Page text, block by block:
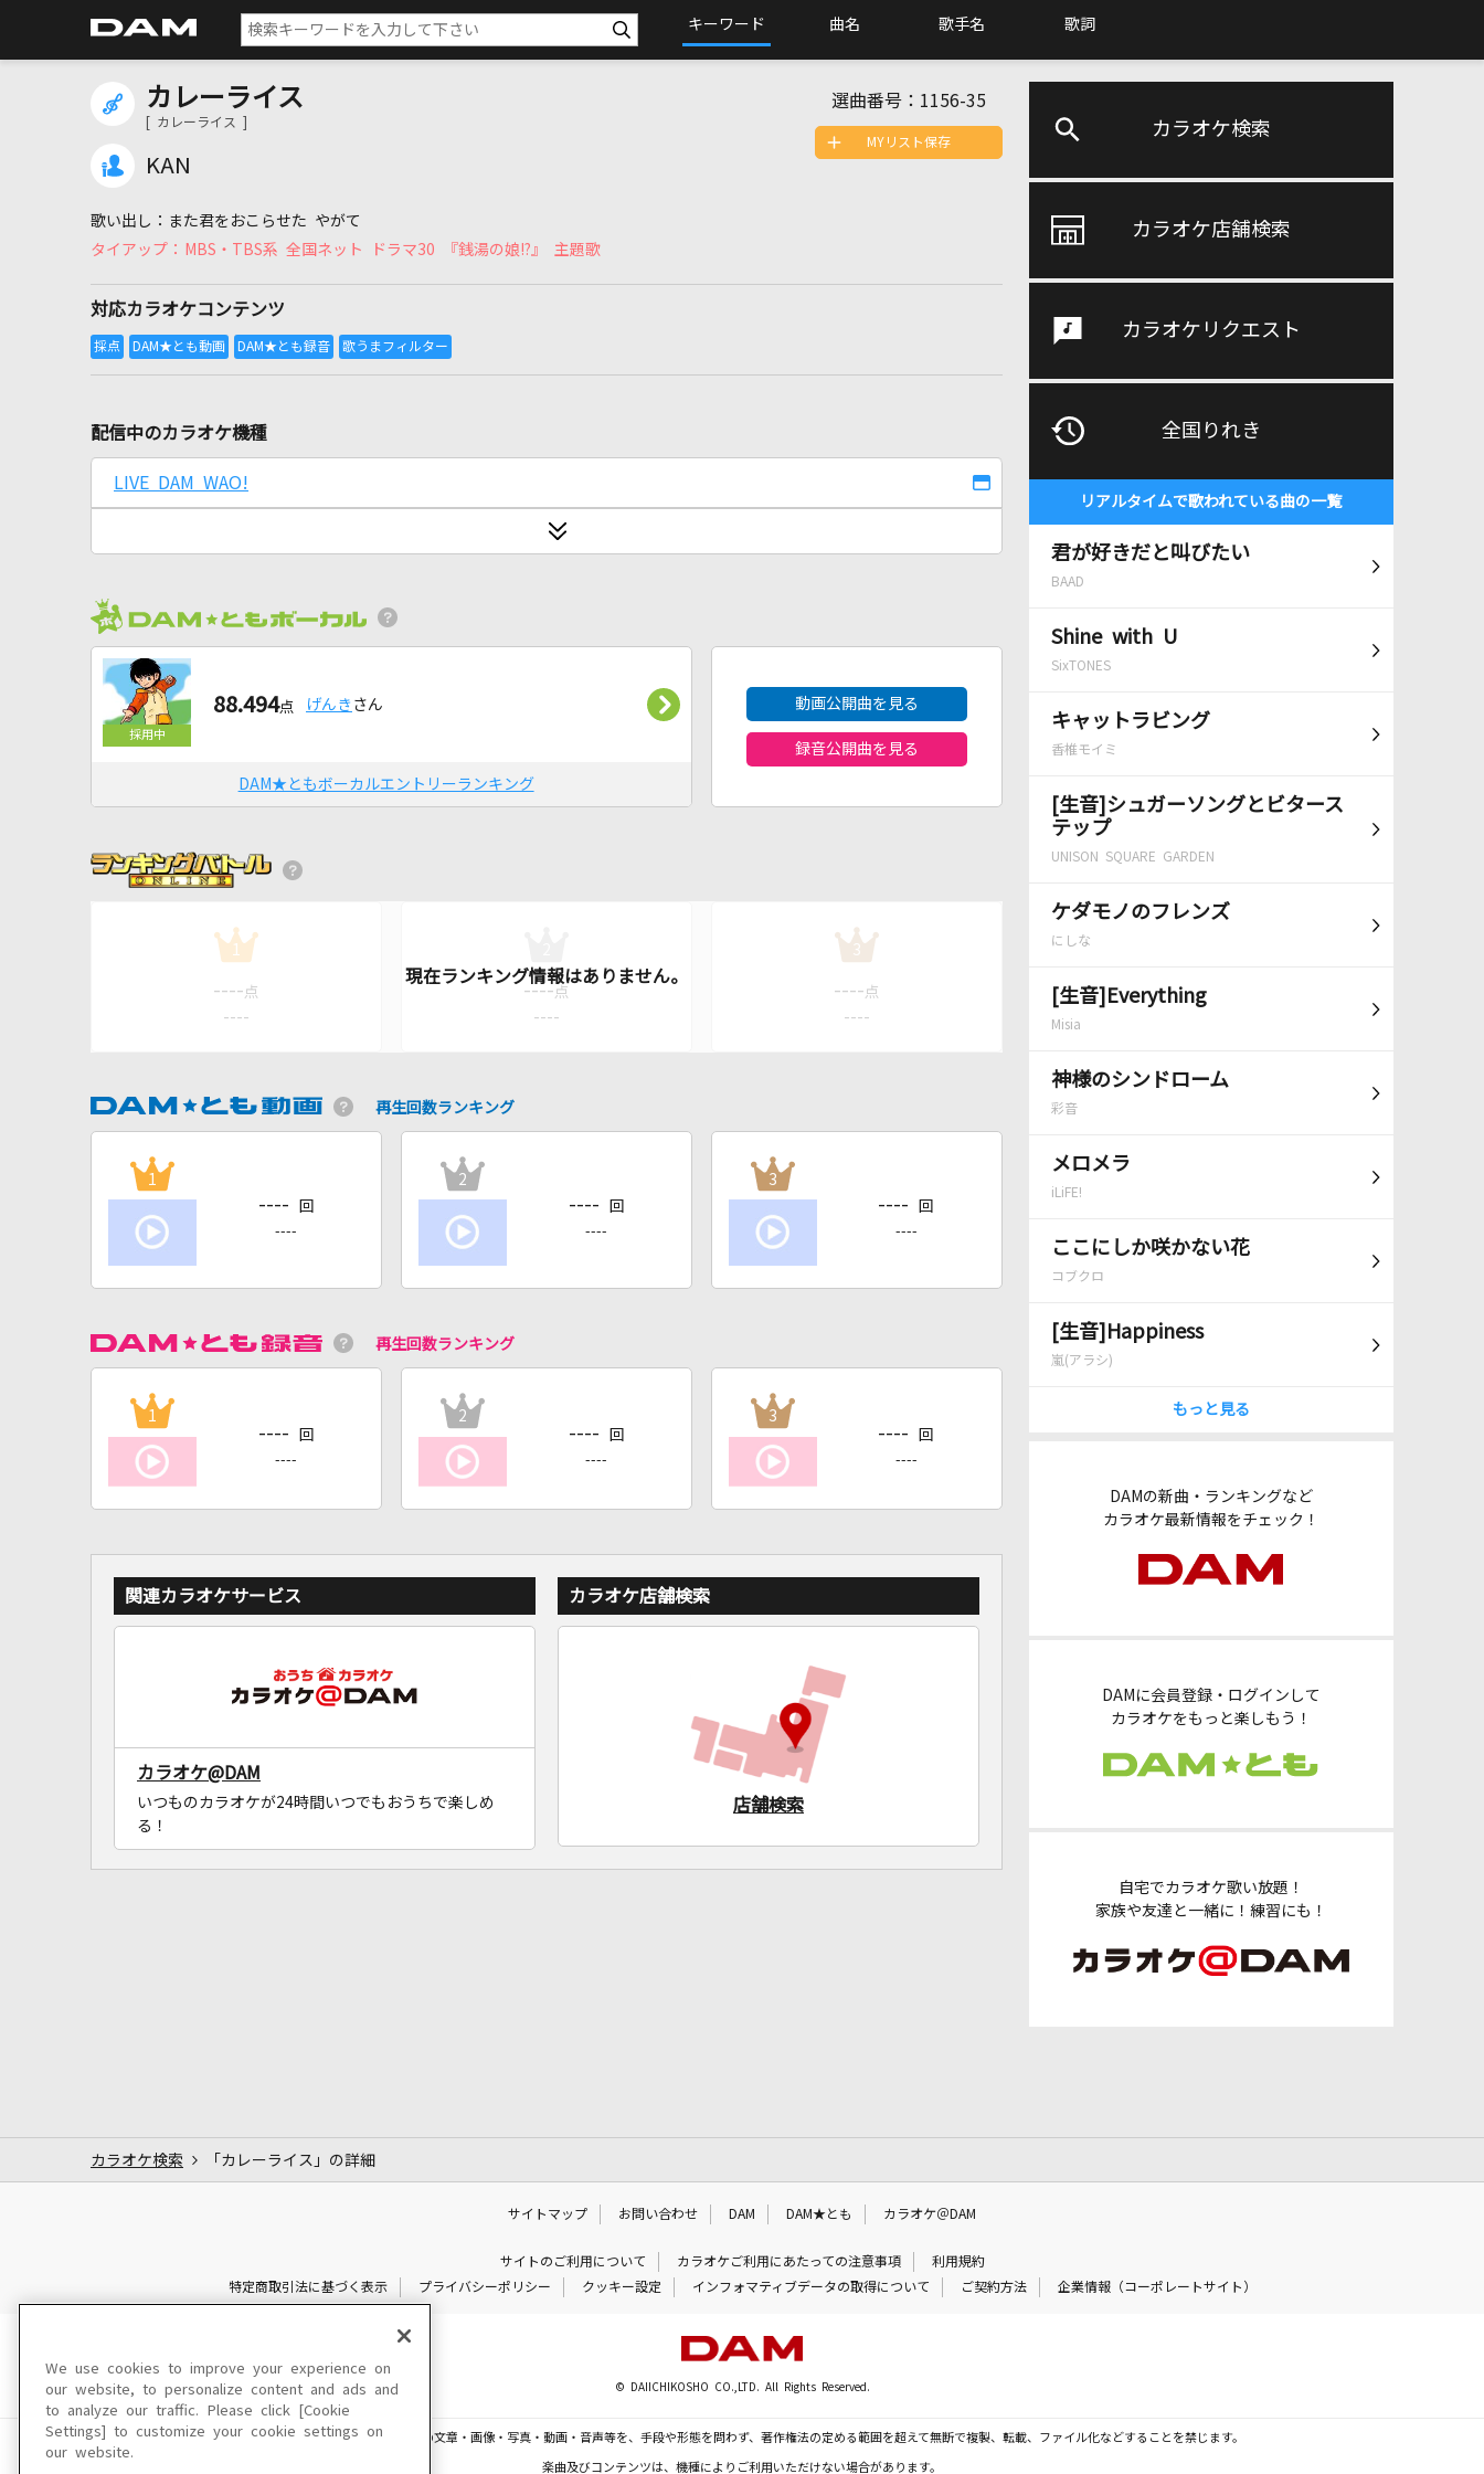
キーワード 曲名 歌手名 歌詞
カラオケ検索
カラオケ店舗検索
カラオケリクエスト
全国りれき
リアルタイムで歌われている曲の一覧
君が好きだと叫びたい
BAAD
Shine with U
SixTONES
キャットラビング
香椎モイミ
[生音]シュガーソングとビタース
テップ
UNISON SQUARE GARDEN
ケダモノのフレンズ
にしな
[生音]Everything
Misia
神様のシンドローム
彩音
メロメラ
iLiFE!
ここにしか咲かない花
コブクロ
[生音]Happiness
嵐(アラシ)
もっと見る
DAMの新曲・ランキングなど
カラオケ最新情報をチェック！
DAMに会員登録・ログインして
カラオケをもっと楽しもう！
自宅でカラオケ歌い放題！
家族や友達と一緒に！練習にも！
カレーライス
[ カレーライス ]
KAN
選曲番号： 1156-35
また君をおこらせた やがて
MBS・TBS系 全国ネット ドラマ30 『銭湯の娘!?』 主題歌
対応カラオケコンテンツ
MYリスト保存
配信中のカラオケ機種
LIVE DAM WAO!
88.494点 げんき さん
DAM★ともボーカルエントリーランキング
動画公開曲を見る
録音公開曲を見る
1
---- 点
----
---- 点
----
3
---- 点
----
再生回数ランキング
1
---- 回
----
2
---- 回
----
3
---- 回
----
再生回数ランキング
1
---- 回
----
2
---- 回
----
3
---- 回
----
関連カラオケサービス
カラオケ@DAM
いつものカラオケが24時間いつでもおうちで楽しめ
る！
カラオケ店舗検索
店舗検索
カラオケ検索 「カレーライス」の詳細
サイトマップ お問い合わせ DAM DAM★とも カラオケ＠DAM
サイトのご利用について カラオケご利用にあたっての注意事項
利用規約
特定商取引法に基づく表示
プライバシーポリシー クッキー設定 インフォマティブデータの取得について ご契約方法 企業情報（コーポレートサイト）
© DAIICHIKOSHO CO.,LTD. All Rights Reserved.
このサイトに掲載されている一切の文章・画像・写真・動画・音声等を、手段や形態を問わず、著作権法の定める範囲を超えて無断で複製、転載、ファイル化などすることを禁じます。
楽曲及びコンテンツは、機種によりご利用いただけない場合があります。
We use cookies to improve your experience on
our website, to personalize content and ads and
to analyze our traffic. Please click [Cookie
Settings] to customize your cookie settings on
our website.